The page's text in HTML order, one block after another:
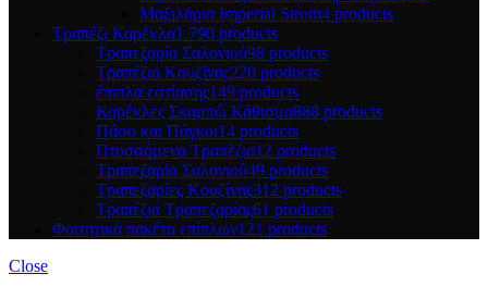
Μαξιλάρια Imperial Strom4 products
Τραπέζι Καρέκλα1.790 products
Tραπεζαρία Σαλονιού98 products
Tραπέζια Κουζίνας220 products
έπιπλα εστίασης149 products
Καρέκλες Σκαμπώ Κάθισμα888 products
Πάσο και Πάγκοι14 products
Πτυσσόμενα Τραπέζια12 products
Τραπεζαρία Σαλονιού49 products
Τραπεζαρίες Κουζίνας312 products
Τραπέζια Τραπεζαρίας61 products
Φοιτητικά πακέτα επίπλων121 products
Close